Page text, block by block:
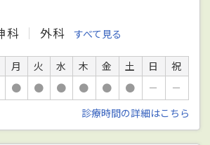
科 外科 すべて見る
月 火 水 木 金 土 日
祝
● ● ● ● ● ● －
－
診療時間の詳細はこちら